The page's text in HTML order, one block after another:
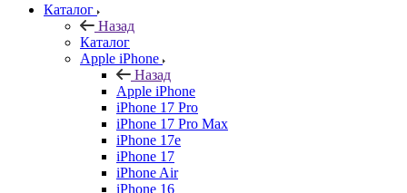
Каталог
Назад
Каталог
Apple iPhone
Назад
Apple iPhone
iPhone 17 Pro
iPhone 17 Pro Max
iPhone 17e
iPhone 17
iPhone Air
iPhone 16